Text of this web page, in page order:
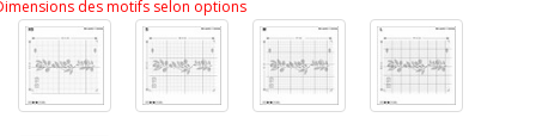
des motifs selon options